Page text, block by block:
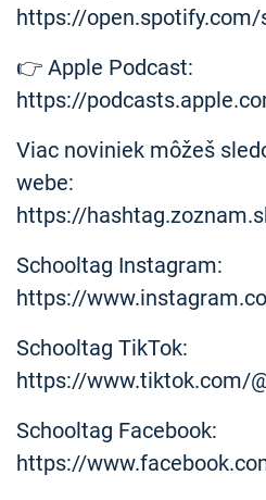
https://open.spotify.com/
👉 Apple Podcast:
https://
Viac noviniek môžeš
webe:
https://
Schooltag Instagram:
https://
Schooltag TikTok:
https://www.tiktok.com/
Schooltag Facebook:
https://